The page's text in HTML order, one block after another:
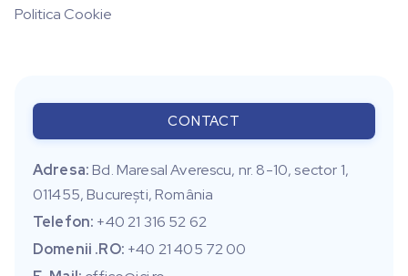
Politica Cookie
CONTACT
Adresa:Bd. Maresal Averescu, nr. 8-10, sector 1,
011455, Bucureşti, România
Telefon: +40 21 316 52 62
Domenii .RO: +40 21 405 72 00